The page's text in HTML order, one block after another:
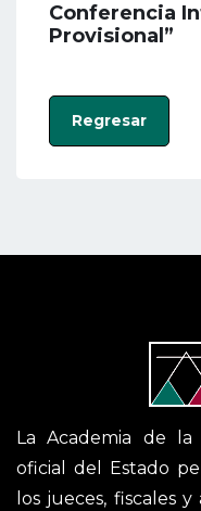
Conferencia
Provisional”
Regresar
La Academia de
oficial del Estado
los jueces, fiscales